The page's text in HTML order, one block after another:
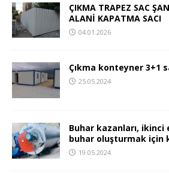
ÇIKMA TRAPEZ SAC
ALANİ KAPATMA SACI
04.01.2026
Çıkma konteyner 3+1
25.05.2024
Buhar kazanları, ikinci
buhar oluşturmak için
19.05.2024